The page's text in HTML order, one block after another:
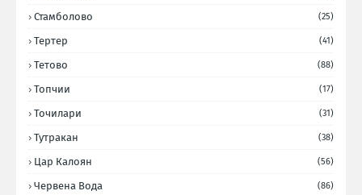
Стамболово (25)
Тертер (41)
Тетово (88)
Топчии (17)
Точилари (31)
Тутракан (38)
Цар Калоян (56)
Червена Вода (86)